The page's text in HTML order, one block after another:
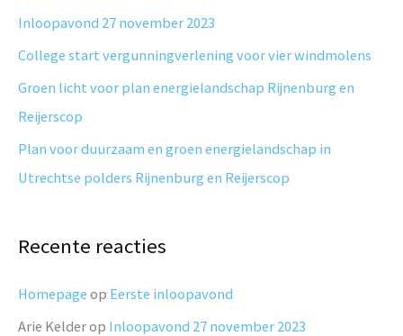
Inloopavond 27 november 2023
College start vergunningverlening voor vier windmolens
Groen licht voor plan energielandschap Rijnenburg en
Reijerscop
Plan voor duurzaam en groen energielandschap in
Utrechtse polders Rijnenburg en Reijerscop
Recente reacties
Homepage op Eerste inloopavond
Arie Kelderop Inloopavond 27 november 2023